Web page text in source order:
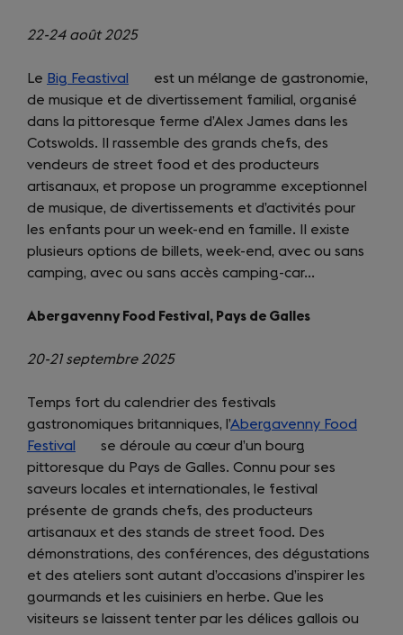
22-24 août 2025
Le Big Feastival
(opens
in
a
new
tab)
est un mélange de gastronomie,
de musique et de divertissement familial, organisé
dans la pittoresque ferme d’Alex James dans les
Cotswolds. Il rassemble des grands chefs, des
vendeurs de street food et des producteurs
artisanaux, et propose un programme exceptionnel
de musique, de divertissements et d’activités pour
les enfants pour un week-end en famille. Il existe
plusieurs options de billets, week-end, avec ou sans
camping, avec ou sans accès camping-car…
Abergavenny Food Festival, Pays de Galles
20-21 septembre 2025
Temps fort du calendrier des festivals
gastronomiques britanniques, l’Abergavenny Food
Festival
(opens
in
a
new
tab)
se déroule au cœur d’un bourg
pittoresque du Pays de Galles. Connu pour ses
saveurs locales et internationales, le festival
présente de grands chefs, des producteurs
artisanaux et des stands de street food. Des
démonstrations, des conférences, des dégustations
et des ateliers sont autant d’occasions d’inspirer les
gourmands et les cuisiniers en herbe. Que les
visiteurs se laissent tenter par les délices gallois ou